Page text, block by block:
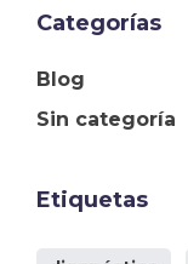
Categorías
Blog
Sin categoría
Etiquetas